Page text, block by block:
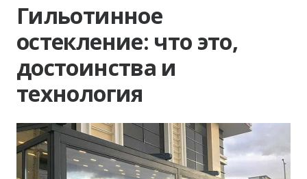
Гильотинное
остекление: что это,
достоинства и
технология